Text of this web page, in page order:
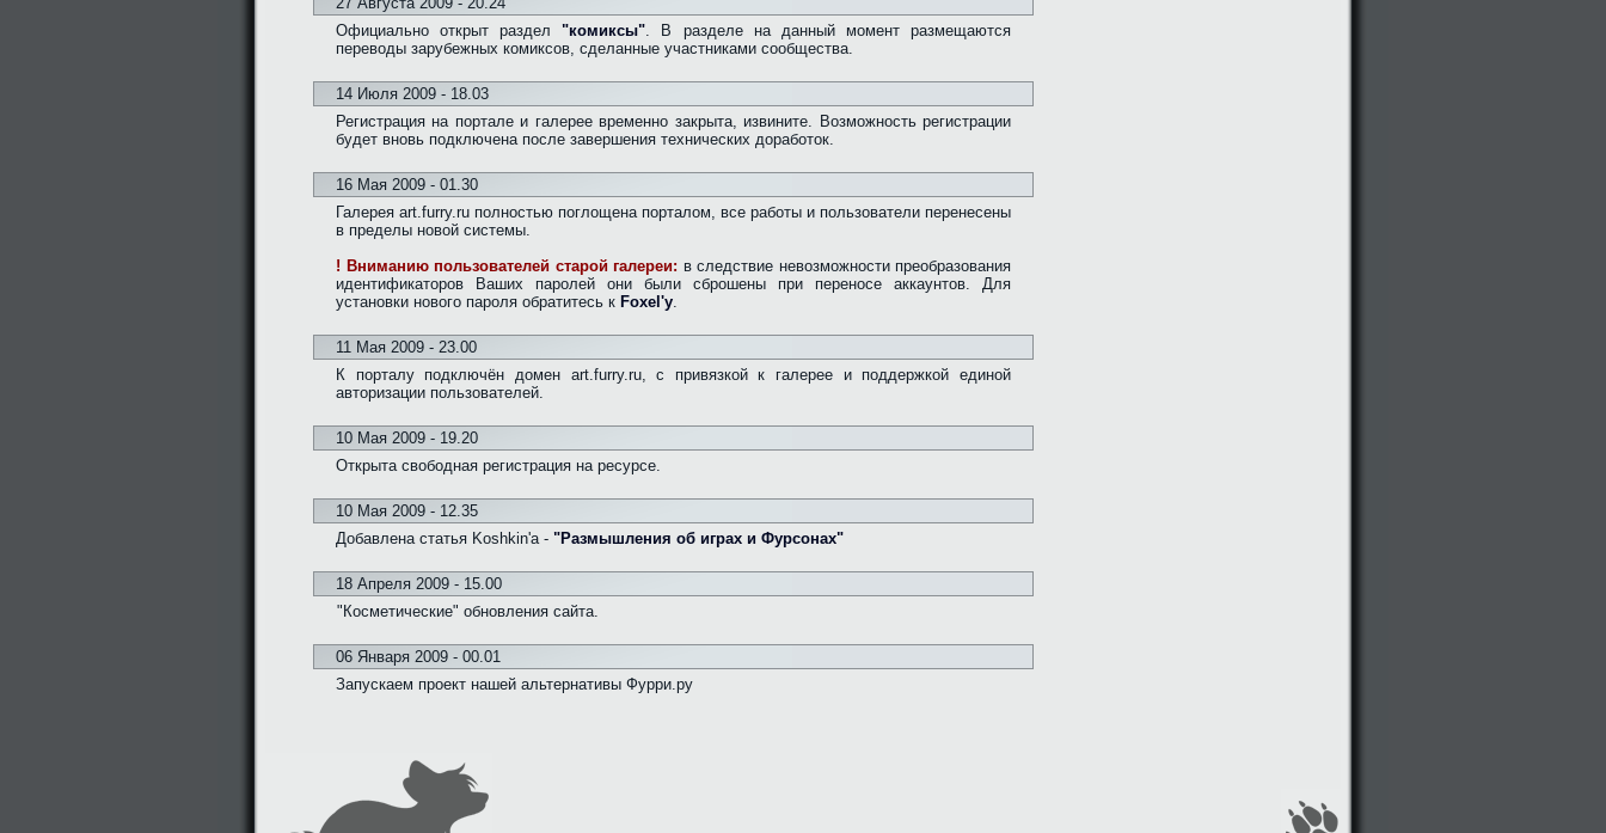
Официально открыт раздел"комиксы". В разделе на данный момент размещаются
переводы зарубежных комиксов, сделанные участниками сообщества.
14 Июля 2009 - 18.03
Регистрация на портале и галерее временно закрыта, извините. Возможность регистрации
будет вновь подключена после завершения технических доработок.
16 Мая 2009 - 01.30
Галерея art.furry.ru полностью поглощена порталом, все работы и пользователи перенесены
в пределы новой системы.
! Вниманию пользователей старой галереи: в следствие невозможности преобразования
идентификаторов Ваших паролей они были сброшены при переносе аккаунтов. Для
установки нового пароля обратитесь к Foxel'у.
11 Мая 2009 - 23.00
К порталу подключён домен art.furry.ru, с привязкой к галерее и поддержкой единой
авторизации пользователей.
10 Мая 2009 - 19.20
Открыта свободная регистрация на ресурсе.
10 Мая 2009 - 12.35
Добавлена статья Koshkin'а - "Размышления об играх и Фурсонах"
18 Апреля 2009 - 15.00
"Косметические" обновления сайта.
06 Января 2009 - 00.01
Запускаем проект нашей альтернативы Фурри.ру